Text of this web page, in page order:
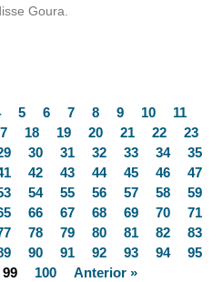
Goura.
5 6 7 8 9 10
11
18 19 20 21 22
23
30 31 32 33 34
35
42 43 44 45 46
47
54 55 56 57 58
59
66 67 68 69 70
71
78 79 80 81 82
83
90 91 92 93 94
95
99 100 Anterior »